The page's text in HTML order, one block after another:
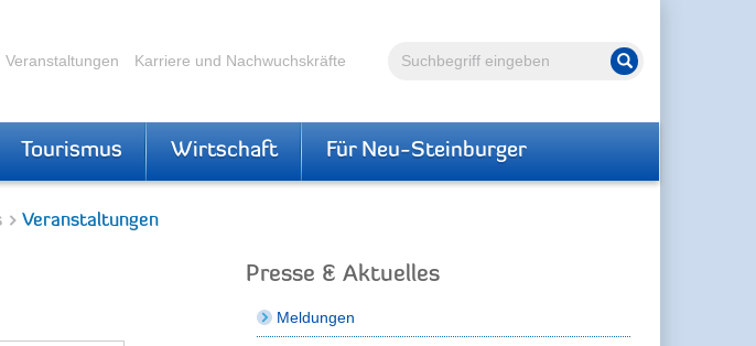
Volltextsuche Suche starten
Veranstaltungen Karriere und Nachwuchskräfte
Tourismus Wirtschaft Für Neu-Steinburger
Veranstaltungen
Presse & Aktuelles
Meldungen